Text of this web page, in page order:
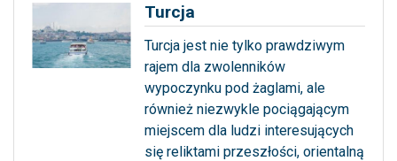
Turcja
Turcja jest nie tylko prawdziwym
rajem dla zwolenników
wypoczynku pod żaglami, ale
również niezwykle pociągającym
miejscem dla ludzi interesujących
się reliktami przeszłości, orientalną